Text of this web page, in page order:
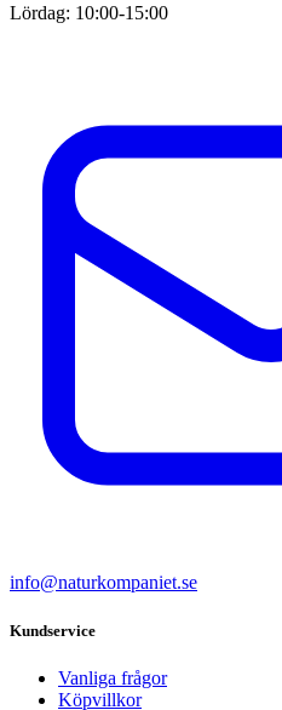
Lördag: 10:00-15:00
info@naturkompaniet.se
Kundservice
Vanliga frågor
Köpvillkor